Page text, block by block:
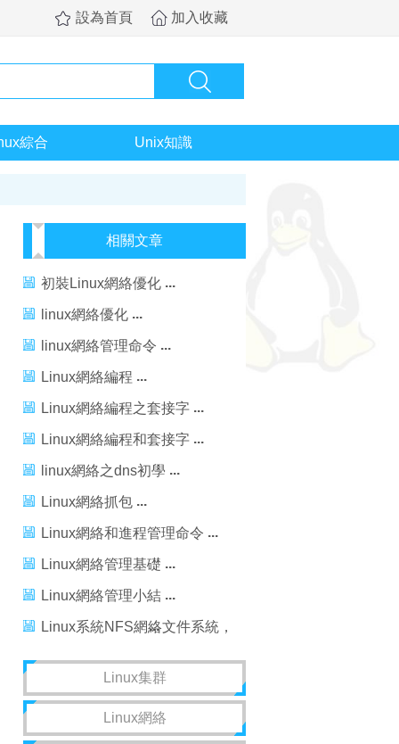
設為首頁 加入收藏
綜合 Unix知識
相關文章
初裝Linux網絡優化
linux網絡優化
linux網絡管理命令
Linux網絡編程
Linux網絡編程之套接字
Linux網絡編程和套接字
linux網絡之dns初學
Linux網絡抓包
Linux網絡和進程管理命令
Linux網絡管理基礎
Linux網絡管理小結
Linux系統NFS網絡文件系統，
nfs網絡文件系統
Linux集群
Linux網絡